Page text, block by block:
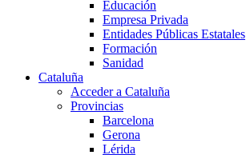
Educación
Empresa Privada
Entidades Públicas Estatales
Formación
Sanidad
Cataluña
Acceder a Cataluña
Provincias
Barcelona
Gerona
Lérida